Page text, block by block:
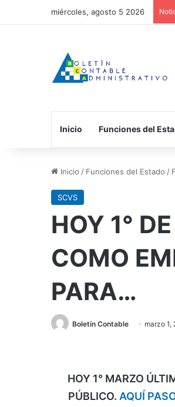
miércoles, agosto 5 2026
Inicio Funciones del
Inicio / Funciones del Estado /
SCVS
HOY 1°
COMO
PARA…
Boletín Contable marzo 1,
HOY 1° MARZO
PÚBLICO. AQUÍ